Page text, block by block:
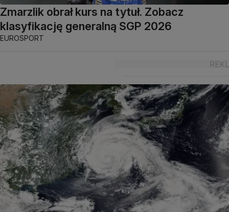
Zmarzlik obrał kurs na tytuł. Zobacz
klasyfikację generalną SGP 2026
EUROSPORT